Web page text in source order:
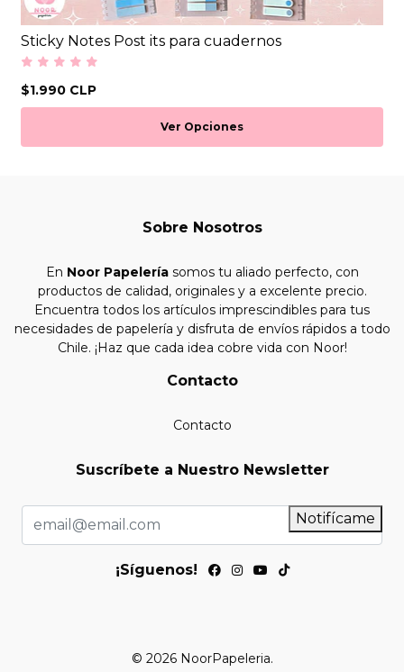
Sticky Notes Post its para cuadernos
$1.990 CLP
Ver Opciones
Sobre Nosotros
En Noor Papeleríasomos tu aliado perfecto, con
productos de calidad, originales y a excelente precio.
Encuentra todos los artículos imprescindibles para tus
necesidades de papelería y disfruta de envíos rápidos a todo
Chile. ¡Haz que cada idea cobre vida con Noor!
Contacto
Contacto
Suscríbete a Nuestro Newsletter
Notifícame
¡Síguenos!
© 2026 NoorPapeleria.